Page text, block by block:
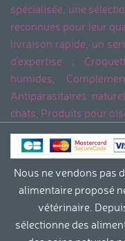
spécialisée, une
reconnues pour leur
livraison rapide, un
d'expertise ;
humides,
Antiparasitaires
chats, Produits pour
Nous ne vendons pas
alimentaire proposé
vétérinaire.
sélectionne des